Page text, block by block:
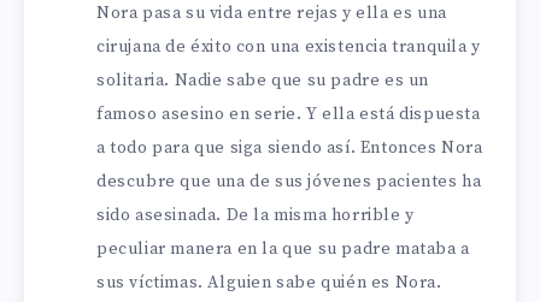
Nora pasa su vida entre rejas y ella es una
cirujana de éxito con una existencia tranquila y
solitaria. Nadie sabe que su padre es un
famoso asesino en serie. Y ella está dispuesta
a todo para que siga siendo así. Entonces Nora
descubre que una de sus jóvenes pacientes ha
sido asesinada. De la misma horrible y
peculiar manera en la que su padre mataba a
sus víctimas. Alguien sabe quién es Nora.